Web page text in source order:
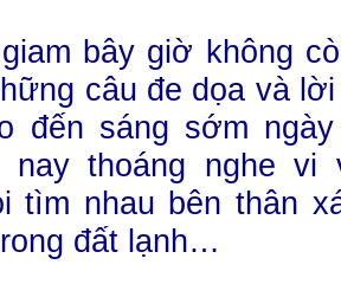
bây giờ không
câu đe dọa và
đến sáng sớm
nay thoáng nghe vi
tìm nhau bên thân
đất lạnh…